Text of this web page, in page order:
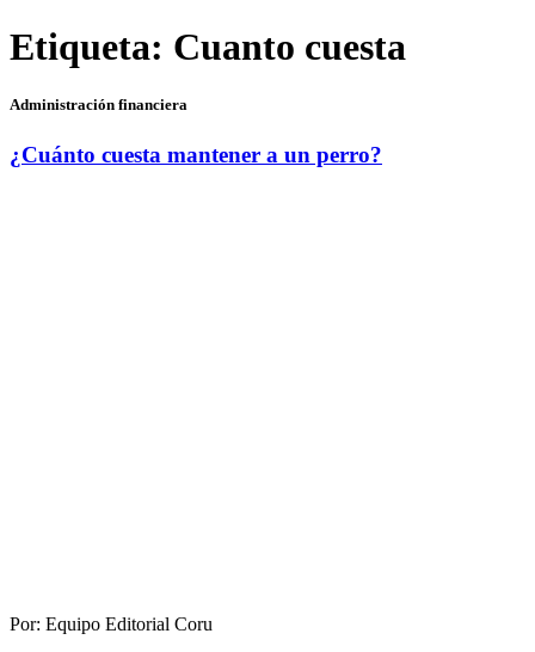
Etiqueta: Cuanto cuesta
Administración financiera
¿Cuánto cuesta mantener a un perro?
Por: Equipo Editorial Coru